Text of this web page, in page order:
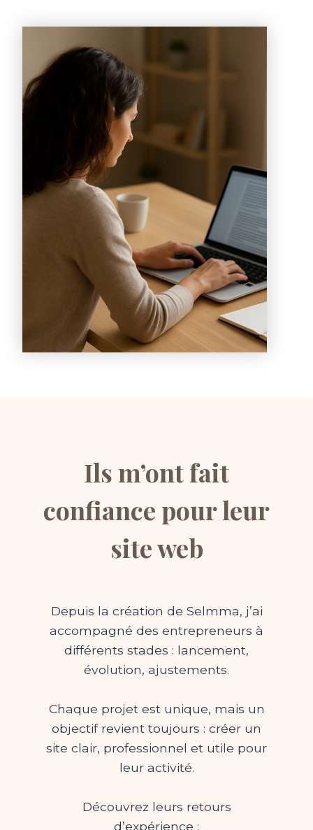
Ils m’ont fait
confiance pour leur
site web
Depuis la création de Selmma, j’ai
accompagné des entrepreneurs à
différents stades : lancement,
évolution, ajustements.
Chaque projet est unique, mais un
objectif revient toujours : créer un
site clair, professionnel et utile pour
leur activité.
Découvrez leurs retours
d’expérience :